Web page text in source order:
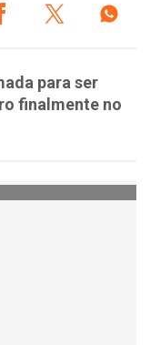
para ser
finalmente no